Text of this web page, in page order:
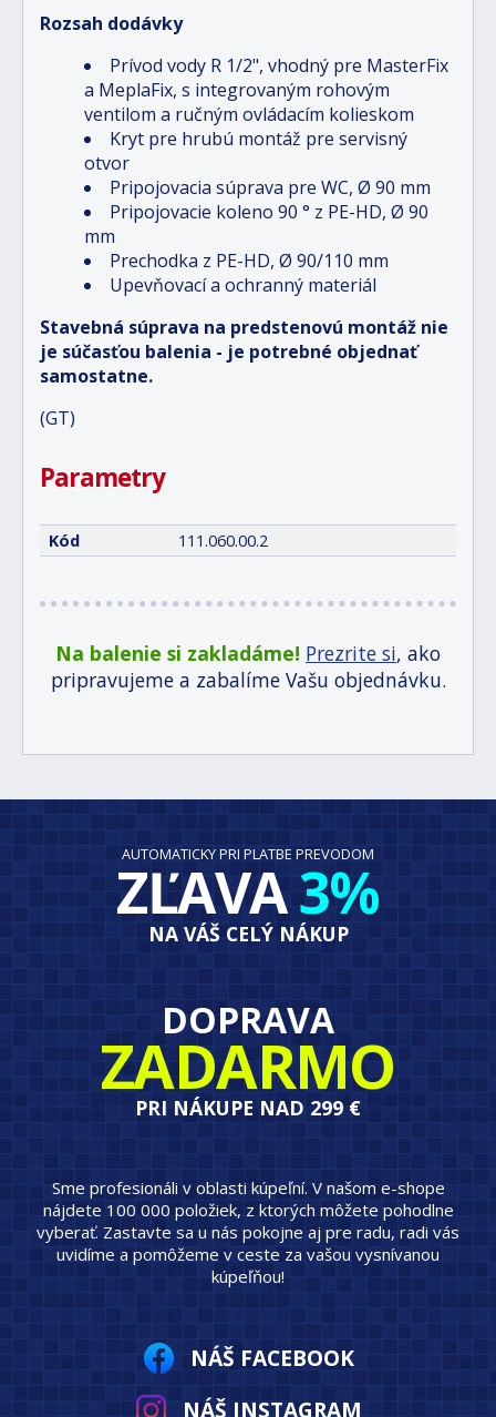
Rozsah dodávky
Prívod vody R 1/2", vhodný pre MasterFix
a MeplaFix, s integrovaným rohovým
ventilom a ručným ovládacím kolieskom
Kryt pre hrubú montáž pre servisný
otvor
Pripojovacia súprava pre WC, Ø 90 mm
Pripojovacie koleno 90 ° z PE-HD, Ø 90
mm
Prechodka z PE-HD, Ø 90/110 mm
Upevňovací a ochranný materiál
Stavebná súprava na predstenovú montáž nie
je súčasťou balenia - je potrebné objednať
samostatne.
(GT)
Parametry
Kód 111.060.00.2
Na balenie si zakladáme! Prezrite si, ako
pripravujeme a zabalíme Vašu objednávku.
AUTOMATICKY PRI PLATBE PREVODOM
ZĽAVA3%
NA VÁŠ CELÝ NÁKUP
DOPRAVA
ZADARMO
PRI NÁKUPE NAD 299 €
Sme profesionáli v oblasti kúpeľní. V našom e-shope
nájdete 100 000 položiek, z ktorých môžete pohodlne
vyberať. Zastavte sa u nás pokojne aj pre radu, radi vás
uvidíme a pomôžeme v ceste za vašou vysnívanou
kúpeľňou!
NÁŠ FACEBOOK
NÁŠ INSTAGRAM